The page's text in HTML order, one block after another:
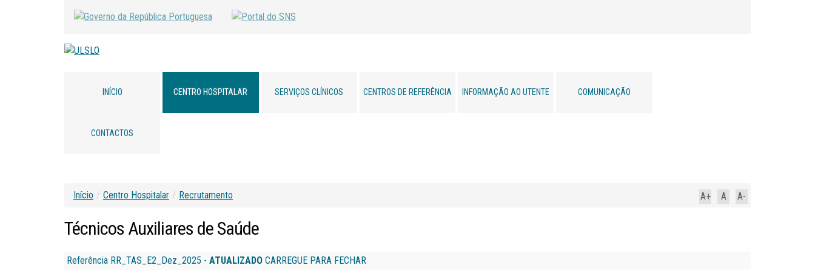
INÍCIO CENTRO HOSPITALAR SERVIÇOS CLÍNICOS CENTROS DE REFERÊNCIA INFORMAÇÃO AO UTENTE COMUNICAÇÃO
CONTACTOS
A-
A
A+
Início / Centro Hospitalar / Recrutamento
Técnicos Auxiliares de Saúde
Referência RR_TAS_E2_Dez_2025 - ATUALIZADO CARREGUE PARA FECHAR